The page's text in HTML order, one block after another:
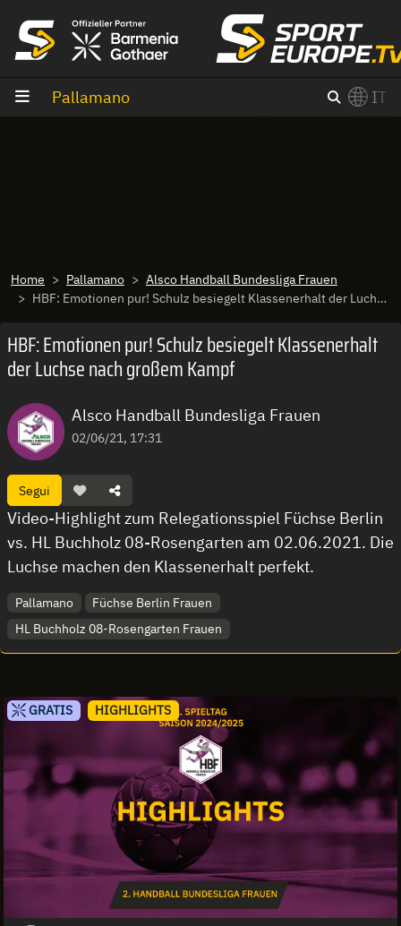
Pallamano IT
Home Pallamano
Alsco Handball Bundesliga Frauen
HBF: Emotionen pur! Schulz besiegelt Klassenerhalt der Luchse nach großem Kampf
HBF: Emotionen pur! Schulz besiegelt Klassenerhalt
der Luchse nach großem Kampf
Alsco Handball Bundesliga Frauen
02/06/21, 17:31
Segui
Video-Highlight zum Relegationsspiel Füchse Berlin
vs. HL Buchholz 08-Rosengarten am 02.06.2021. Die
Luchse machen den Klassenerhalt perfekt.
Pallamano
Füchse Berlin Frauen
HL Buchholz 08-Rosengarten Frauen
GRATIS HIGHLIGHTS